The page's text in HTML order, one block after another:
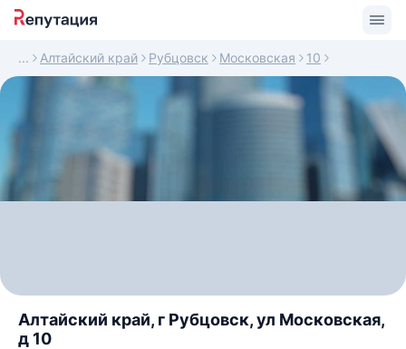
Алтайский край Рубцовск Московская 10
Алтайский край, г Рубцовск, ул Московская,
д 10